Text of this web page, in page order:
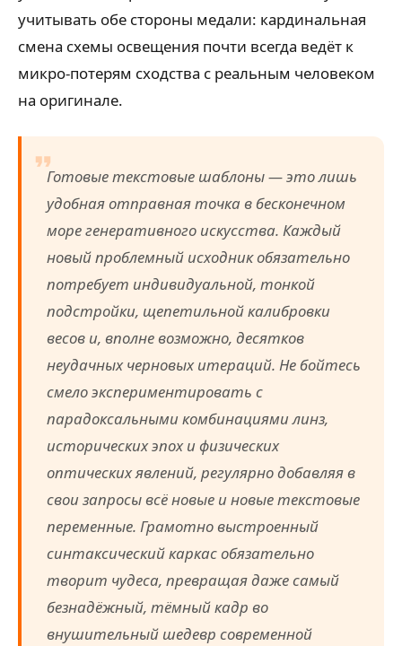
учитывать обе стороны медали: кардинальная
смена схемы освещения почти всегда ведёт к
микро-потерям сходства с реальным человеком
на оригинале.
Готовые текстовые шаблоны — это лишь
удобная отправная точка в бесконечном
море генеративного искусства. Каждый
новый проблемный исходник обязательно
потребует индивидуальной, тонкой
подстройки, щепетильной калибровки
весов и, вполне возможно, десятков
неудачных черновых итераций. Не бойтесь
смело экспериментировать с
парадоксальными комбинациями линз,
исторических эпох и физических
оптических явлений, регулярно добавляя в
свои запросы всё новые и новые текстовые
переменные. Грамотно выстроенный
синтаксический каркас обязательно
творит чудеса, превращая даже самый
безнадёжный, тёмный кадр во
внушительный шедевр современной